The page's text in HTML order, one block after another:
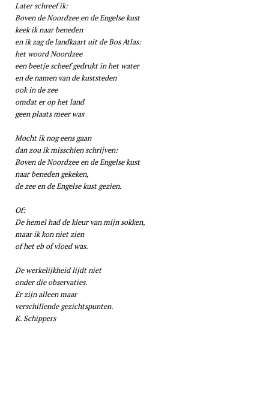
Later schreef ik:
Boven de Noordzee en de Engelse kust
keek ik naar beneden
en ik zag de landkaart uit de Bos Atlas:
het woord Noordzee
een beetje scheef gedrukt in het water
en de namen van de kuststeden
ook in de zee
omdat er op het land
geen plaats meer was
Mocht ik nog eens gaan
dan zou ik misschien schrijven:
Boven de Noordzee en de Engelse kust
naar beneden gekeken,
de zee en de Engelse kust gezien.
Of:
De hemel had de kleur van mijn sokken,
maar ik kon niet zien
of het eb of vloed was.
De werkelijkheid lijdt niet
onder die observaties.
Er zijn alleen maar
verschillende gezichtspunten.
K. Schippers